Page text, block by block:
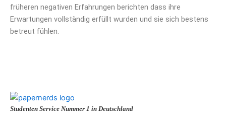
früheren negativen Erfahrungen berichten dass ihre
Erwartungen vollständig erfüllt wurden und sie sich bestens
betreut fühlen.
Studenten Service Nummer 1 in Deutschland